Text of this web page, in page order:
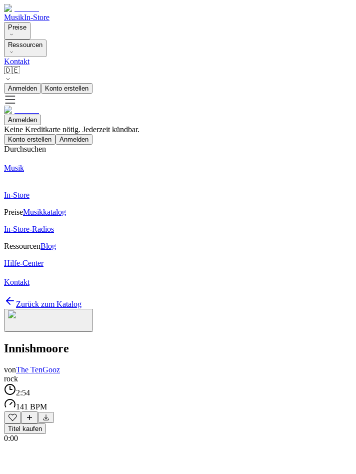
MusikIn-Store
Preise
Ressourcen
Kontakt
🇩🇪
Anmelden Konto erstellen
Anmelden
Keine Kreditkarte nötig. Jederzeit kündbar.
Konto erstellen Anmelden
Durchsuchen
Musik
In-Store
PreiseMusikkatalog
In-Store-Radios
RessourcenBlog
Hilfe-Center
Kontakt
Zurück zum Katalog
Innishmoore
vonThe TenGooz
rock
2:54
141 BPM
Titel kaufen
0:00